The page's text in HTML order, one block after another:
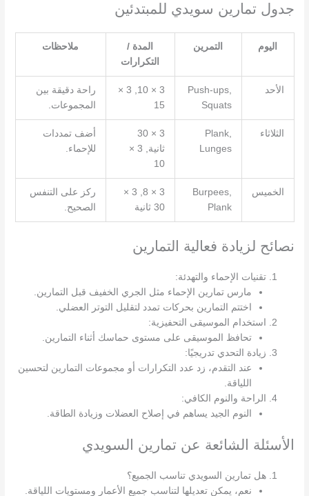
جدول تمارين سويدي للمبتدئين
اليوم التمرين
المدة /
التكرارات
ملاحظات
الأحد
Push-ups,
Squats
3 × 10, 3 ×
15
راحة دقيقة بين
المجموعات.
الثلاثاء
Plank,
Lunges
3 × 30
ثانية, 3 ×
10
أضف تمددات
للإحماء.
الخميس
Burpees,
Plank
3 × 8, 3 ×
30 ثانية
ركز على التنفس
الصحيح.
نصائح لزيادة فعالية التمارين
تقنيات الإحماء والتهدئة:
مارس تمارين الإحماء مثل الجري الخفيف قبل التمارين.
اختتم التمارين بحركات تمدد لتقليل التوتر العضلي.
استخدام الموسيقى التحفيزية:
تحافظ الموسيقى على مستوى حماسك أثناء التمارين.
زيادة التحدي تدريجيًا:
عند التقدم، زد عدد التكرارات أو مجموعات التمارين لتحسين
اللياقة.
الراحة والنوم الكافي:
النوم الجيد يساهم في إصلاح العضلات وزيادة الطاقة.
الأسئلة الشائعة عن تمارين السويدي
هل تمارين السويدي تناسب الجميع؟
نعم، يمكن تعديلها لتناسب جميع الأعمار ومستويات اللياقة.